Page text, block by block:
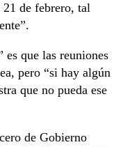
21 de febrero, tal
es que las reuniones
pero “si hay algún
que no pueda ese
de Gobierno